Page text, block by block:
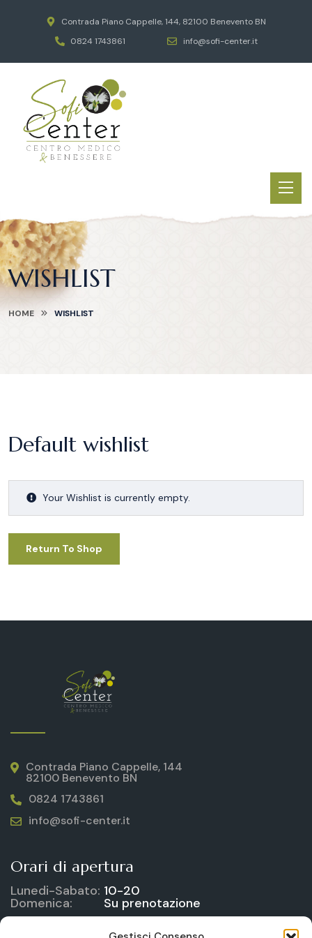
Contrada Piano Cappelle, 144, 82100 Benevento BN
0824 1743861
info@sofi-center.it
WISHLIST
HOME WISHLIST
Default wishlist
Your Wishlist is currently empty.
Return To Shop
Contrada Piano Cappelle, 144
82100 Benevento BN
0824 1743861
info@sofi-center.it
Orari di apertura
Lunedi-Sabato:
Domenica:
10-20
Su prenotazione